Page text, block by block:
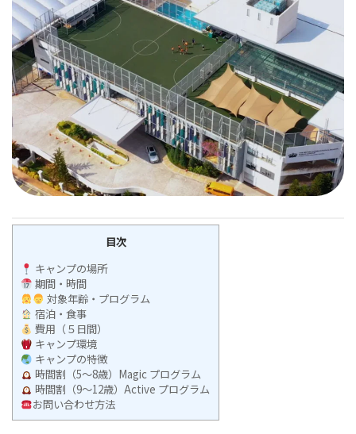
目次
キャンプの場所
期間・時間
対象年齢・プログラム
宿泊・食事
費用（５日間）
キャンプ環境
キャンプの特徴
時間割（5〜8歳）Magic プログラム
時間割（9〜12歳）Active プログラム
お問い合わせ方法